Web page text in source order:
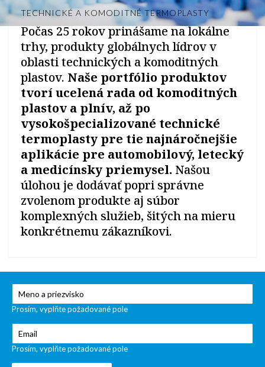
TECHNICKÉ A KOMODITNÉ TERMOPLASTY
Počas 25 rokov prinášame na lokálne
trhy, produkty globálnych lídrov v
oblasti technických a komoditných
plastov. Naše portfólio produktov
tvorí ucelená rada od komoditných
plastov a plnív, až po
vysokošpecializované technické
termoplasty pre tie najnáročnejšie
aplikácie pre automobilový, letecký
a medicínsky priemysel. Našou
úlohou je dodávať popri správne
zvolenom produkte aj súbor
komplexných služieb, šitých na mieru
konkrétnemu zákazníkovi.
Prosím, vyplňte požadované pole
Prosím, vyplňte požadované pole